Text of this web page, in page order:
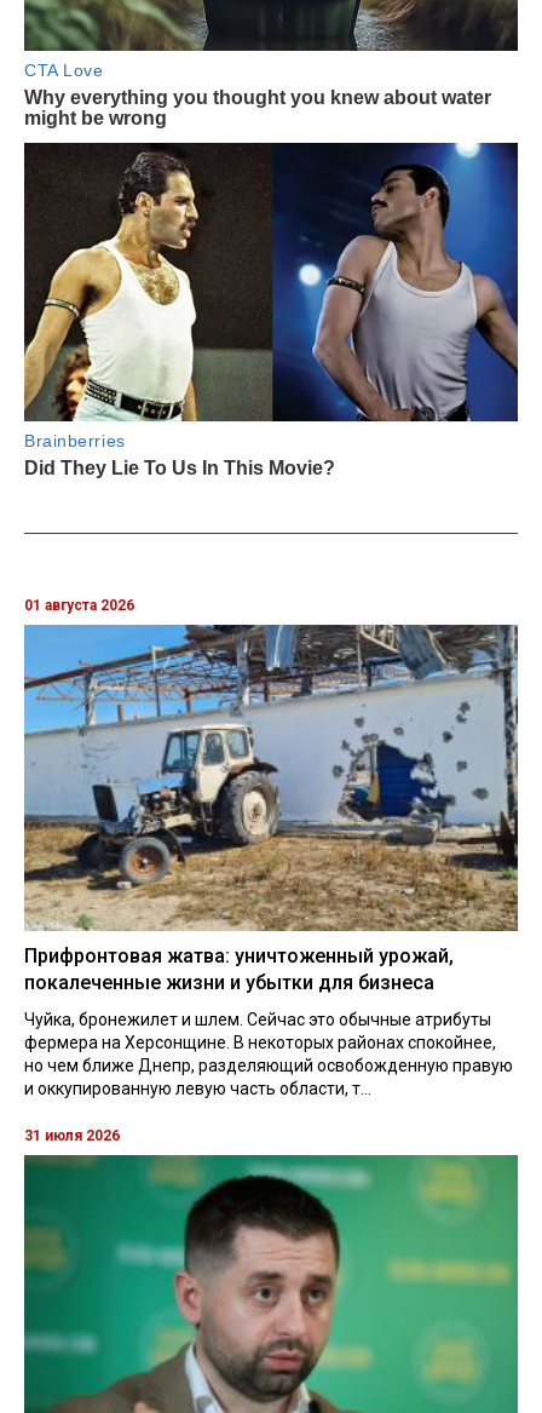
01 августа 2026
Прифронтовая жатва: уничтоженный урожай,
покалеченные жизни и убытки для бизнеса
Чуйка, бронежилет и шлем. Сейчас это обычные атрибуты
фермера на Херсонщине. В некоторых районах спокойнее,
но чем ближе Днепр, разделяющий освобожденную правую
и оккупированную левую часть области, т...
31 июля 2026